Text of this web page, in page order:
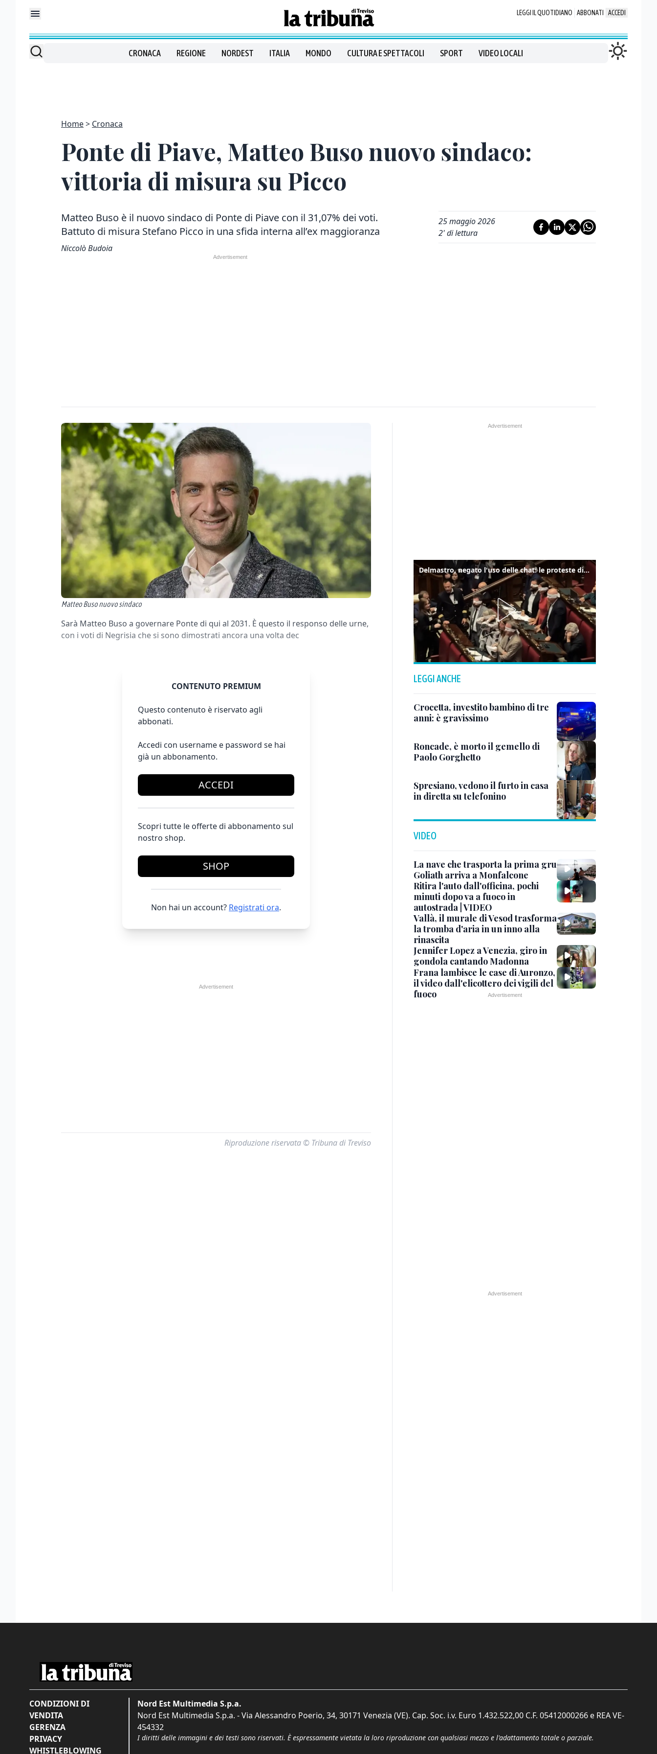
LEGGI IL QUOTIDIANO ABBONATI ACCEDI
CRONACA REGIONE NORDEST ITALIA MONDO CULTURA E SPETTACOLI SPORT VIDEO LOCALI
Home Cronaca
Ponte di Piave, Matteo Buso nuovo sindaco:
vittoria di misura su Picco
Matteo Buso è il nuovo sindaco di Ponte di Piave con il 31,07% dei voti.
Battuto di misura Stefano Picco in una sfida interna all’ex maggioranza
Niccolò Budoia
25 maggio 2026
2' di lettura
Matteo Buso nuovo sindaco
Sarà Matteo Buso a governare Ponte di qui al 2031. È questo il responso delle urne,
con i voti di Negrisia che si sono dimostrati ancora una volta dec
CONTENUTO PREMIUM
Questo contenuto è riservato agli
abbonati.
Accedi con username e password se hai
già un abbonamento.
ACCEDI
Scopri tutte le offerte di abbonamento sul
nostro shop.
SHOP
Non hai un account? Registrati ora.
Riproduzione riservata © Tribuna di Treviso
Delmastro, negato l'uso delle chat: le proteste di Avs e M5s
LEGGI ANCHE
Crocetta, investito bambino di tre
anni: è gravissimo
Roncade, è morto il gemello di
Paolo Gorghetto
Spresiano, vedono il furto in casa
in diretta su telefonino
VIDEO
La nave che trasporta la prima gru
Goliath arriva a Monfalcone
Ritira l'auto dall'officina, pochi
minuti dopo va a fuoco in
autostrada | VIDEO
Vallà, il murale di Vesod trasforma
la tromba d'aria in un inno alla
rinascita
Jennifer Lopez a Venezia, giro in
gondola cantando Madonna
Frana lambisce le case di Auronzo,
il video dall'elicottero dei vigili del
fuoco
CONDIZIONI DI
VENDITA
GERENZA
PRIVACY
WHISTLEBLOWING
Nord Est Multimedia S.p.a.
Nord Est Multimedia S.p.a. - Via Alessandro Poerio, 34, 30171 Venezia (VE). Cap. Soc. i.v. Euro 1.432.522,00 C.F. 05412000266 e REA VE-
454332
I diritti delle immagini e dei testi sono riservati. È espressamente vietata la loro riproduzione con qualsiasi mezzo e l'adattamento totale o parziale.